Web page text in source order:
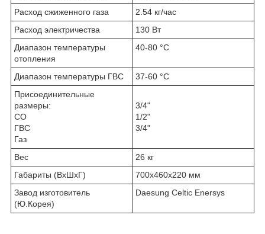
Расход сжиженного газа
2.54 кг/час
Расход электричества
130 Вт
Диапазон температуры
отопления
40-80 °С
Диапазон температуры ГВС
37-60 °С
Присоединительные
размеры:
СО
ГВС
Газ
3/4"
1/2"
3/4"
Вес
26 кг
Габариты (ВхШхГ)
700х460х220 мм
Завод изготовитель
(Ю.Корея)
Daesung Celtic Enersys